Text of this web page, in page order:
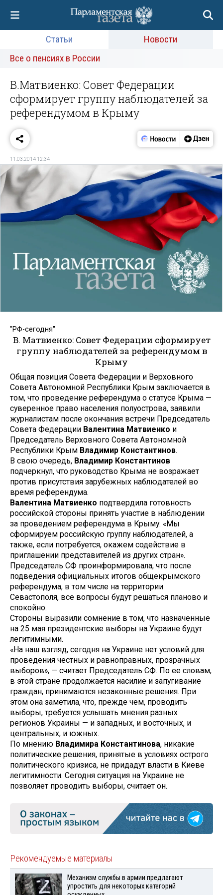
Статьи
Новости
Все о пенсиях в России
В.Матвиенко: Совет Федерации
сформирует группу наблюдателей за
референдумом в Крыму
11.03.2014 12:34
"РФ-сегодня"
В. Матвиенко: Совет Федерации сформирует
группу наблюдателей за референдумом в
Крыму
Общая позиция Совета Федерации и Верховного
Совета Автономной Республики Крым заключается в
том, что проведение референдума о статусе Крыма —
суверенное право населения полуострова, заявили
журналистам после окончания встречи Председатель
Совета Федерации Валентина Матвиенко и
Председатель Верховного Совета Автономной
Республики Крым Владимир Константинов.
В свою очередь, Владимир Константинов
подчеркнул, что руководство Крыма не возражает
против присутствия зарубежных наблюдателей во
время референдума.
Валентина Матвиенко подтвердила готовность
российской стороны принять участие в наблюдении
за проведением референдума в Крыму. «Мы
сформируем российскую группу наблюдателей, а
также, если потребуется, окажем содействие в
приглашении представителей из других стран».
Председатель СФ проинформировала, что после
подведения официальных итогов общекрымского
референдума, в том числе на территории
Севастополя, все вопросы будут решаться планово и
спокойно.
Стороны выразили сомнение в том, что назначенные
на 25 мая президентские выборы на Украине будут
легитимными.
«На наш взгляд, сегодня на Украине нет условий для
проведения честных и равноправных, прозрачных
выборов», — считает Председатель СФ. По ее словам,
в этой стране продолжается насилие и запугивание
граждан, принимаются незаконные решения. При
этом она заметила, что, прежде чем, проводить
выборы, требуется услышать мнения разных
регионов Украины — и западных, и восточных, и
центральных, и южных.
По мнению Владимира Константинова, никакие
политические решения, принятые в условиях острого
политического кризиса, не придадут власти в Киеве
легитимности. Сегодня ситуация на Украине не
позволяет проводить выборы, считает он.
Рекомендуемые материалы
Механизм службы в армии предлагают
упростить для некоторых категорий